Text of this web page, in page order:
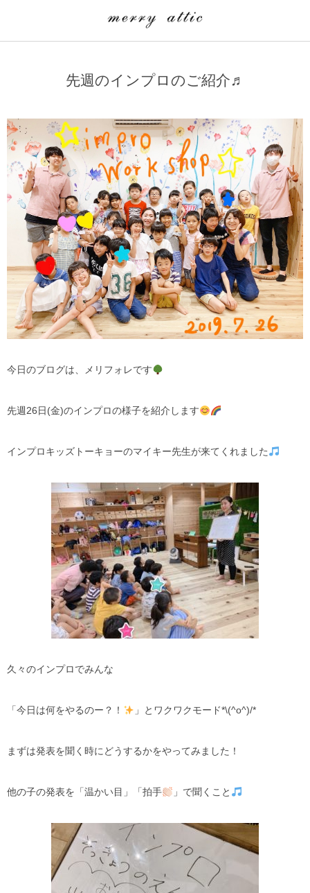
先週のインプロのご紹介♬
今日のブログは、メリフォレです
先週26日(金)のインプロの様子を紹介します
インプロキッズトーキョーのマイキー先生が来てくれました
久々のインプロでみんな
「今日は何をやるのー？！ 」とワクワクモード*\(^o^)/*
まずは発表を聞く時にどうするかをやってみました！
他の子の発表を「温かい目」「拍手 」で聞くこと
merry attic ミュージッククラス